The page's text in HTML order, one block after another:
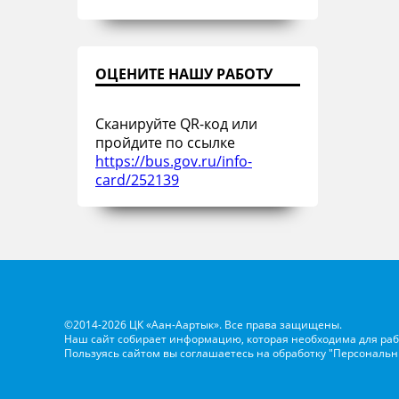
ОЦЕНИТЕ НАШУ РАБОТУ
Сканируйте QR-код или
пройдите по ссылке
https://bus.gov.ru/info-
card/252139
©2014-2026 ЦК «Аан-Аартык». Все права защищены.
Наш сайт собирает информацию, которая необходима для
Пользуясь сайтом вы соглашаетесь на обработку